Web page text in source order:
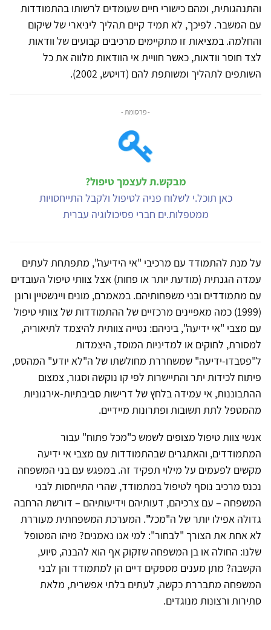
והתנהגותית, ומהם כישורי חיים שעומדים לרשותו בהתמודדות
עם המשבר. לפיכך, לא תמיד קיים תהליך ליניארי של שיקום
והחלמה. במציאות זו מתקיימים מרכיבים קבועים של וודאות
לצד חוסר וודאות, כאשר חוויית אי הוודאות מלווה את כל
השותפים לתהליך ומשותפת להם (דויטש, 2002).
- פרסומת -
מבקש.ת לעצמך טיפול?
כאן תוכל.י לשלוח פניה לטיפול ולקבל התייחסויות
ממטפלות.ים חברי פסיכולוגיה עברית
על מנת להתמודד עם מרכיבי "אי הידיעה", מתפתחת לעתים
עמדה הגנתית (מודעת יותר או פחות) אצל צוותי טיפול העובדים
עם מתמודדים ובני משפחותיהם. במאמרם, מונים ויינשטיין ורונן
(1999) כמה מאפיינים מרכזיים של ההתמודדות של צוותי טיפול
עם מצבי "אי ידיעה", ביניהם: נטייה צוותית להיצמד לתיאוריה,
למסורת, לחוקים או למדיניות המוסד, היצמדות
ל"פסבדו-ידיעה" שמשחררת מחולשתו של ה"לא יודע" המהסס,
פיתוח לכידות יתר והתיישרות לפי קו נוקשה וסגור, צמצום
ההתבוננות, אי עמידה בלחץ של דרישות סביבתיות-אירגוניות
מהמטפל לתת תשובות ופתרונות מיידיים.
אנשי צוות טיפול מצופים לשמש כ"מכל פתוח" עבור
המתמודדים, והאתגרים שבהתמודדות עם מצבי אי ידיעה
מקשים לפעמים על מילוי תפקיד זה. במפגש עם בני המשפחה
נכנס מרכיב נוסף לטיפול במתמודד, שהרי התייחסות לבני
המשפחה – עם צרכיהם, דעותיהם וידיעותיהם – דורשת הרחבה
גדולה אפילו יותר של ה"מכל". המערכת המשפחתית מעוררת
לא אחת את הצורך "לבחור": למי אנו נאמנים? מיהו המטופל
שלנו: החולה או בן המשפחה שזקוק אף הוא להבנה, סיוע,
הקשבה? מתן מענים מספקים דיים הן למתמודד והן לבני
המשפחה מתבררת כקשה, לעתים בלתי אפשרית, מלאת
סתירות ורצונות מנוגדים.